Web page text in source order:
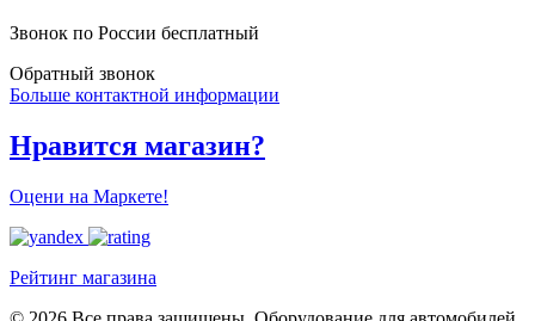
Звонок по России бесплатный
Обратный звонок
Больше контактной информации
Нравится магазин?
Оцени на Маркете!
Рейтинг магазина